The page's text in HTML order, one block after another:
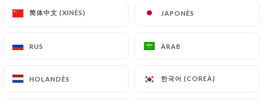
简体中文 (XINÈS) JAPONÈS
RUS ÀRAB
HOLANDÈS 한국어 (COREÀ)
Cô My Café
简体中文 (XINÈS) JAPONÈS
RUS ÀRAB
HOLANDÈS 한국어 (COREÀ)